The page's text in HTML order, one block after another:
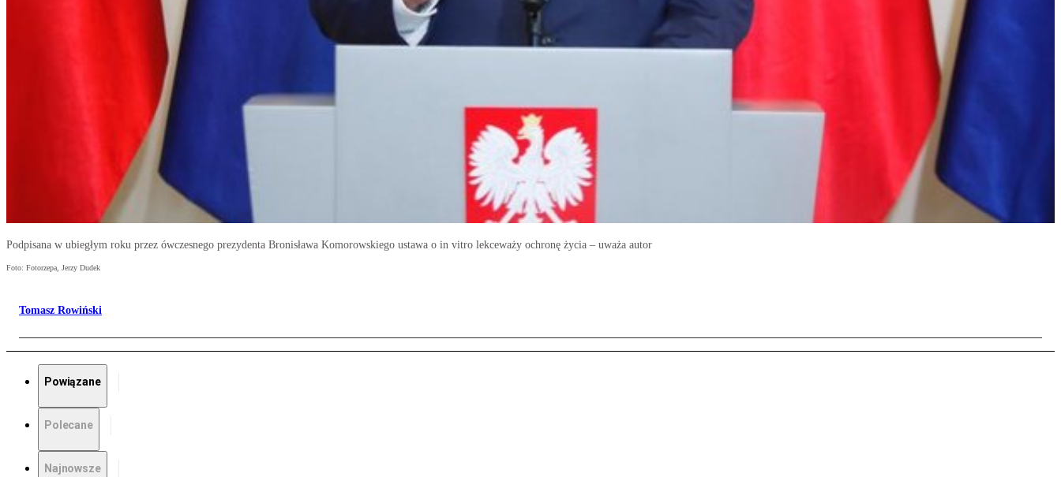
Podpisana w ubiegłym roku przez ówczesnego prezydenta Bronisława Komorowskiego ustawa o in vitro lekceważy ochronę życia – uważa autor
Foto: Fotorzepa, Jerzy Dudek
Tomasz Rowiński
Powiązane
Polecane
Najnowsze